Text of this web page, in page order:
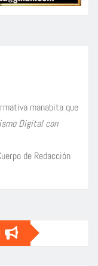
manabita que
Digital con
de Redacción